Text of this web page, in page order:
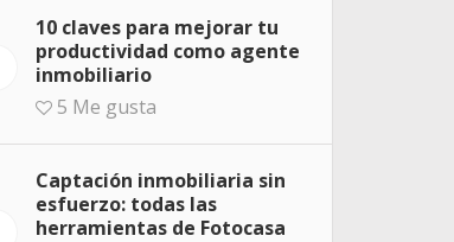
10 claves para mejorar tu
productividad como agente
inmobiliario
5 Me gusta
Captación inmobiliaria sin
esfuerzo: todas las
herramientas de Fotocasa